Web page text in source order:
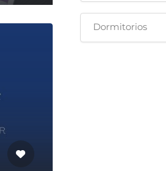
Dormitorios